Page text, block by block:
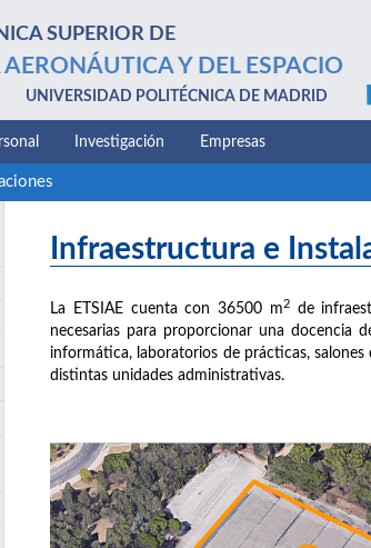
SUPERIOR DE
AERONÁUTICA Y DEL ESPACIO
UNIVERSIDAD POLITÉCNICA DE MADRID
Investigación Empresas
Infraestructura e
La ETSIAE cuenta con 36500 m2de
necesarias para proporcionar una docencia
informática, laboratorios de prácticas, salones
distintas unidades administrativas.